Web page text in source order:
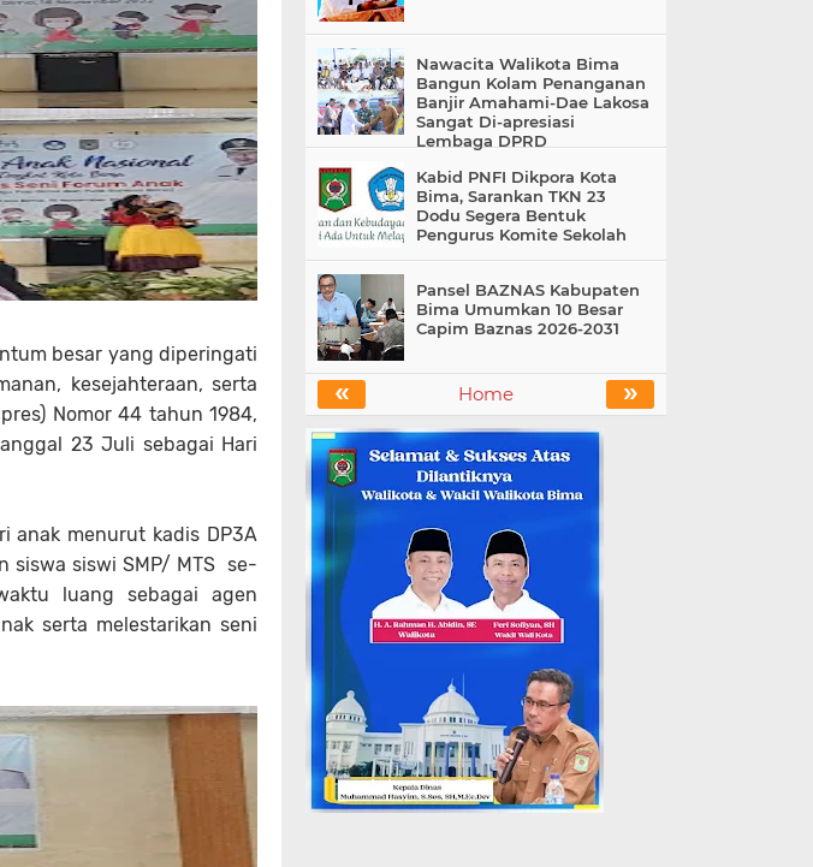
besar yang diperingati
kesejahteraan, serta
Nomor 44 tahun 1984,
23 Juli sebagai Hari
anak menurut kadis DP3A
siswa siswi SMP/ MTS se-
luang sebagai agen
serta melestarikan seni
Nawacita Walikota Bima
Bangun Kolam Penanganan
Banjir Amahami-Dae Lakosa
Sangat Di-apresiasi
Lembaga DPRD
Kabid PNFI Dikpora Kota
Bima, Sarankan TKN 23
Dodu Segera Bentuk
Pengurus Komite Sekolah
Pansel BAZNAS Kabupaten
Bima Umumkan 10 Besar
Capim Baznas 2026-2031
« »
Home